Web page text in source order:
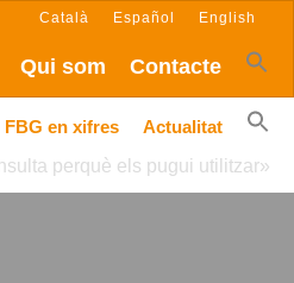
Qui som Contacte
Català Español English
FBG en xifres
Actualitat
perquè els pugui utilitzar»